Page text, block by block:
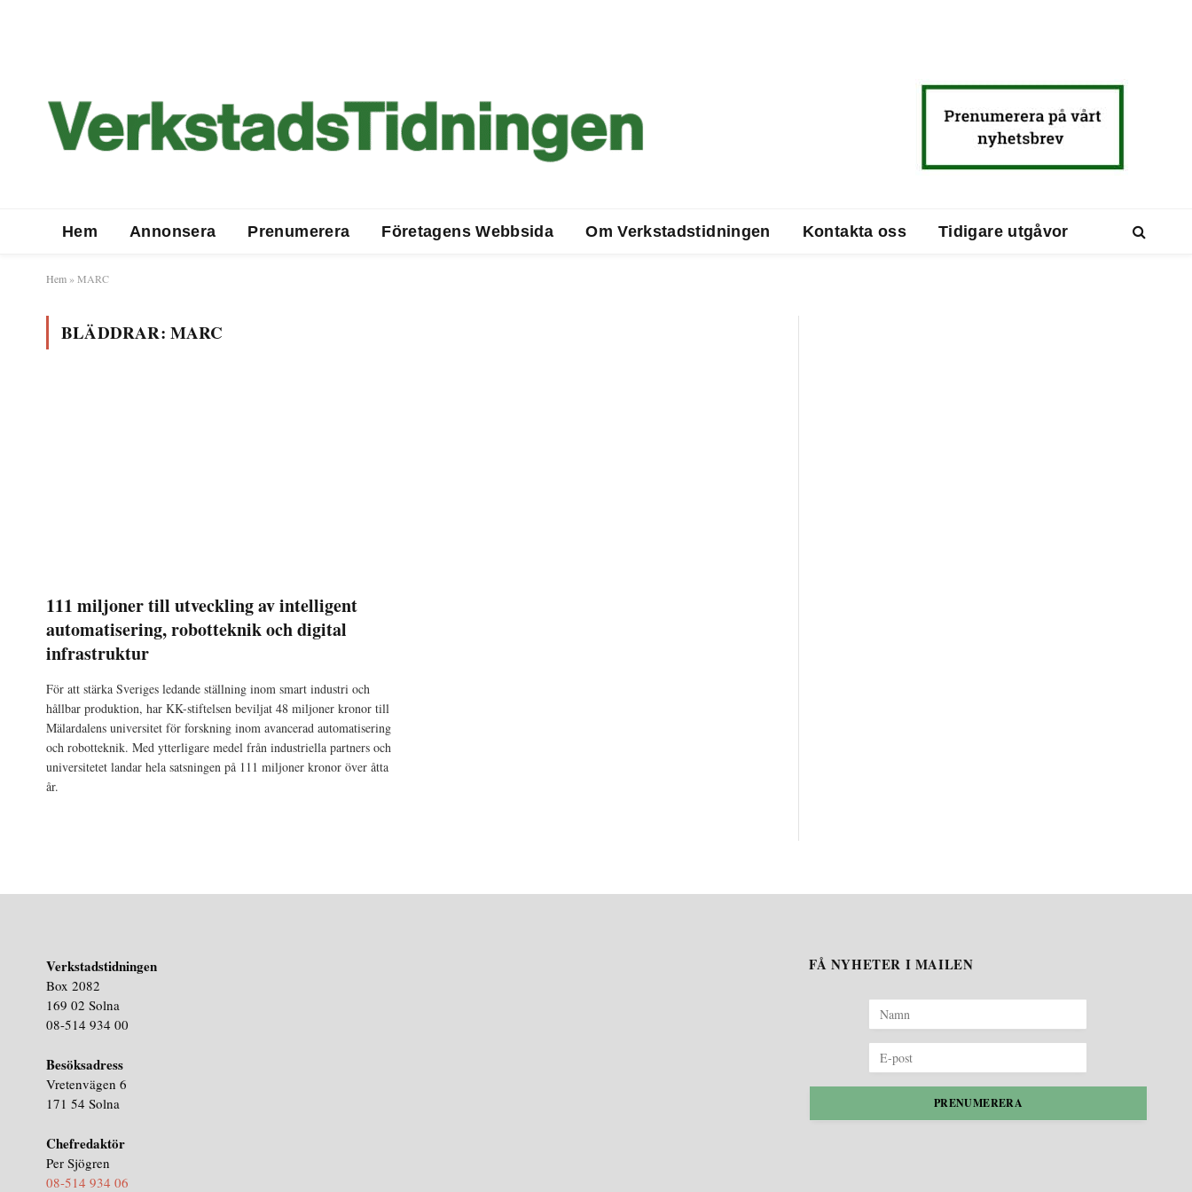
Hem Annonsera Prenumerera Företagens Webbsida Om Verkstadstidningen Kontakta oss Tidigare utgåvor
Hem » MARC
BLÄDDRAR: MARC
111 miljoner till utveckling av intelligent
automatisering, robotteknik och digital
infrastruktur
För att stärka Sveriges ledande ställning inom smart industri och
hållbar produktion, har KK-stiftelsen beviljat 48 miljoner kronor till
Mälardalens universitet för forskning inom avancerad automatisering
och robotteknik. Med ytterligare medel från industriella partners och
universitetet landar hela satsningen på 111 miljoner kronor över åtta
år.
Verkstadstidningen
Box 2082
169 02 Solna
08-514 934 00
Besöksadress
Vretenvägen 6
171 54 Solna
Chefredaktör
Per Sjögren
08-514 934 06
FÅ NYHETER I MAILEN
PRENUMERERA